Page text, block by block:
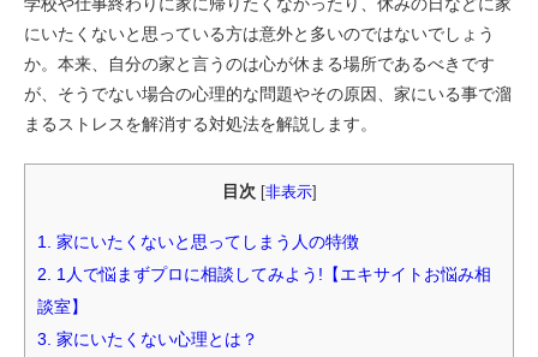
にいたくないと思っている方は意外と多いのではないでしょう
か。本来、自分の家と言うのは心が休まる場所であるべきです
が、そうでない場合の心理的な問題やその原因、家にいる事で溜
まるストレスを解消する対処法を解説します。
目次 非表示]
1. 家にいたくないと思ってしまう人の特徴
2. 1人で悩まずプロに相談してみよう!【エキサイトお悩み相
談室】
3. 家にいたくない心理とは？